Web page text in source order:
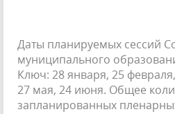
Даты планируемых сессий
муниципального
Ключ: 28 января, 25
27 мая, 24 июня. Общее
запланированных